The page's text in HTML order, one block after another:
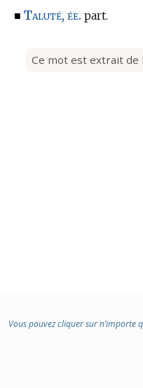
■ Taluté, ée. part.
Ce mot est extrait de
Vous pouvez cliquer sur